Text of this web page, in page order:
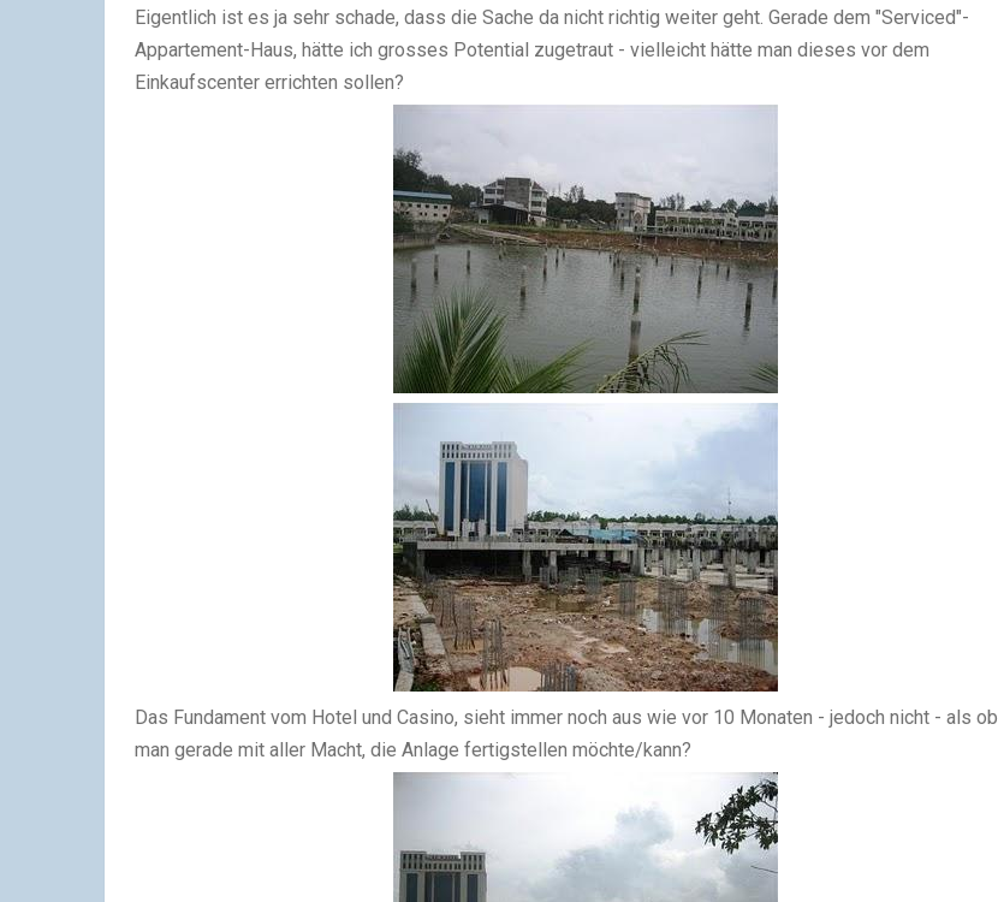
Eigentlich ist es ja sehr schade, dass die Sache da nicht richtig weiter geht. Gerade dem "Serviced"-
Appartement-Haus, hätte ich grosses Potential zugetraut - vielleicht hätte man dieses vor dem
Einkaufscenter errichten sollen?
Das Fundament vom Hotel und Casino, sieht immer noch aus wie vor 10 Monaten - jedoch nicht - als ob
man gerade mit aller Macht, die Anlage fertigstellen möchte/kann?